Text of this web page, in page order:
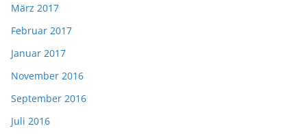
März 2017
Februar 2017
Januar 2017
November 2016
September 2016
Juli 2016